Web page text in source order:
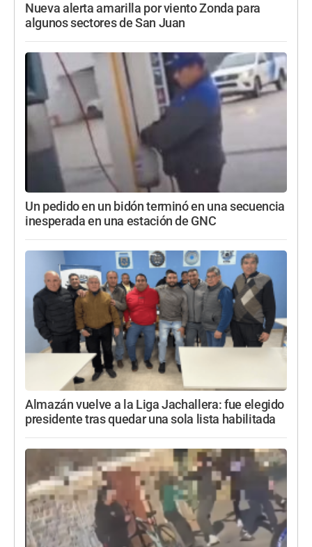
Nueva alerta amarilla por viento Zonda para
algunos sectores de San Juan
Un pedido en un bidón terminó en una secuencia
inesperada en una estación de GNC
Almazán vuelve a la Liga Jachallera: fue elegido
presidente tras quedar una sola lista habilitada